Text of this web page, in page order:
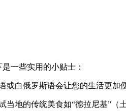
一些实用的小贴士：
白俄罗斯语会让您的生活更加
地的传统美食如“德拉尼基”（